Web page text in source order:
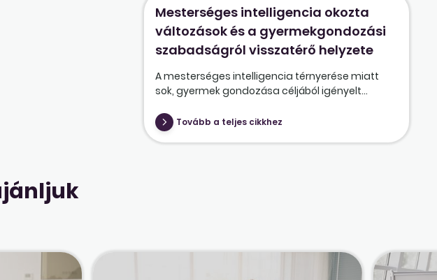
Mesterséges intelligencia okozta
változások és a gyermekgondozási
szabadságról visszatérő helyzete
A mesterséges intelligencia térnyerése miatt
sok, gyermek gondozása céljából igényelt...
Tovább a teljes cikkhez